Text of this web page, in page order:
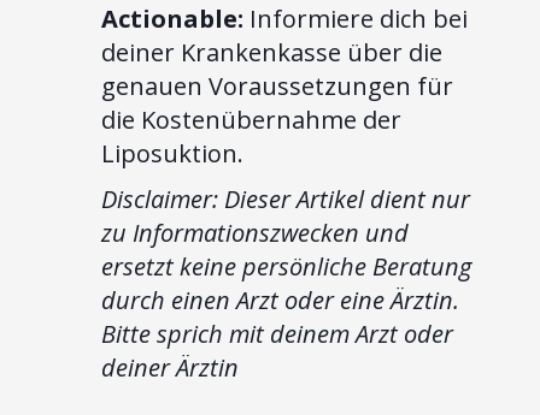
Actionable: Informiere dich bei
deiner Krankenkasse über die
genauen Voraussetzungen für
die Kostenübernahme der
Liposuktion.
Disclaimer: Dieser Artikel dient nur
zu Informationszwecken und
ersetzt keine persönliche Beratung
durch einen Arzt oder eine Ärztin.
Bitte sprich mit deinem Arzt oder
deiner Ärztin